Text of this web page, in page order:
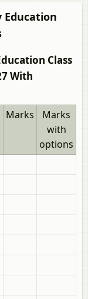
Education
Class
With
Marks
Marks
with
options